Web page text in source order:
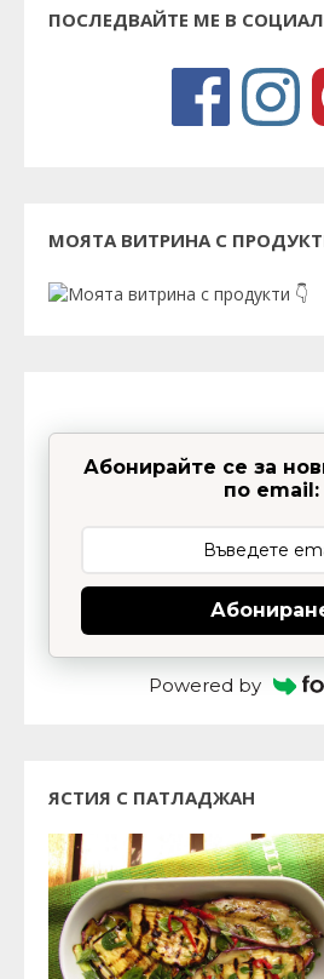
ПОСЛЕДВАЙТЕ МЕ В
МОЯТА ВИТРИНА С
Абонирайте се за
по email:
Powered by
ЯСТИЯ С ПАТЛАДЖАН